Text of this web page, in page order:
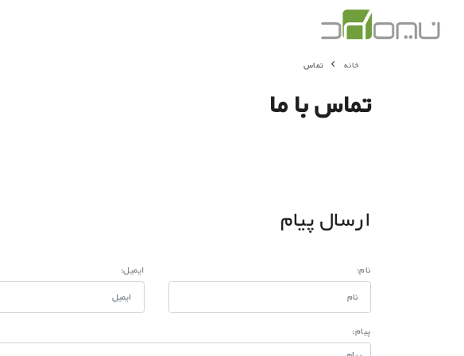
خانه تماس
تماس با ما
ارسال پیام
نام: ایمیل:
پیام: